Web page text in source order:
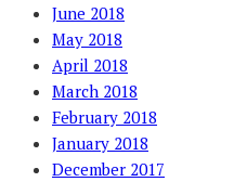
June 2018
May 2018
April 2018
March 2018
February 2018
January 2018
December 2017